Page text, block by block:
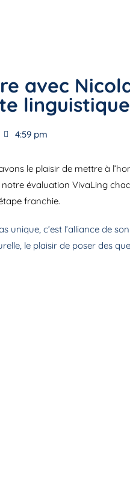
avec
linguistique
4:59 pm
le plaisir de mettre à
notre évaluation VivaLing
franchie.
unique, c’est l’alliance de
le plaisir de poser des